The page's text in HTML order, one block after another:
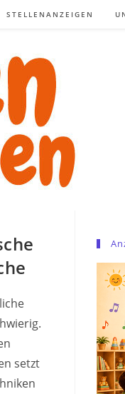
STELLENANZEIGEN
setzt